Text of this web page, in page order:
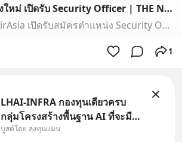
Thai AirAsia เชียงใหม่ เปิดรับ Security Officer | THE NX CHAPTER
สายการบิน Thai AirAsia เปิดรับสมัครตำแหน่ง Security Officer ทำงานที่สนามบินเชียงใหม่
1
LHAI-INFRA กองทุนเดียวครบ
กลุ่มโครงสร้างพื้นฐาน AI ที่จะมี
งบลงทุนครั้งใหญ่ในประวัติศาสตร์
บูสต์โดย ลงทุนแมน